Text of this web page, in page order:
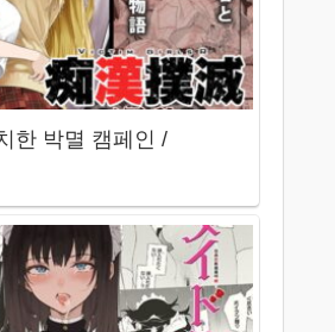
한 박멸 캠페인 /